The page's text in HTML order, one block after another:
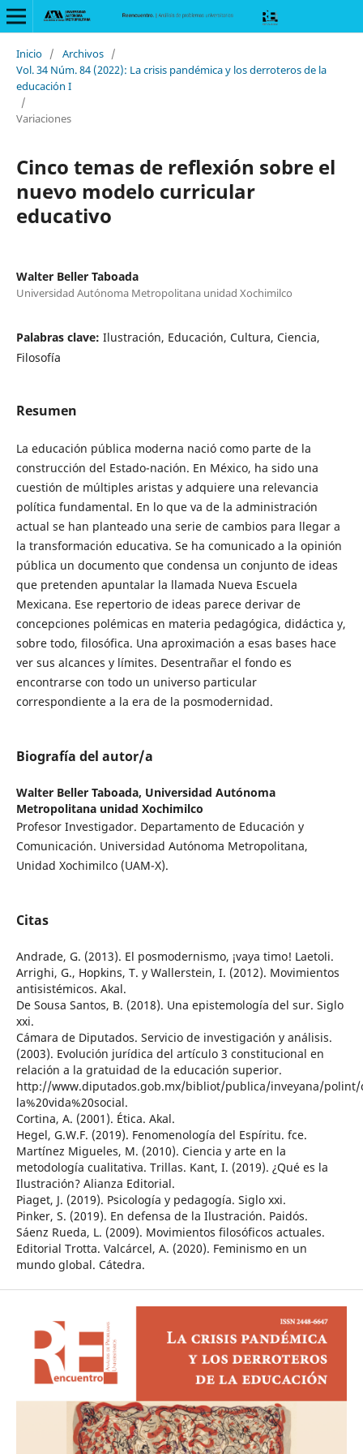
Inicio / Archivos /
Vol. 34 Núm. 84 (2022): La crisis pandémica y los derroteros de la
educación I
/
Variaciones
Cinco temas de reflexión sobre el
nuevo modelo curricular
educativo
Walter Beller Taboada
Universidad Autónoma Metropolitana unidad Xochimilco
Palabras clave: Ilustración, Educación, Cultura, Ciencia,
Filosofía
Resumen
La educación pública moderna nació como parte de la
construcción del Estado-nación. En México, ha sido una
cuestión de múltiples aristas y adquiere una relevancia
política fundamental. En lo que va de la administración
actual se han planteado una serie de cambios para llegar a
la transformación educativa. Se ha comunicado a la opinión
pública un documento que condensa un conjunto de ideas
que pretenden apuntalar la llamada Nueva Escuela
Mexicana. Ese repertorio de ideas parece derivar de
concepciones polémicas en materia pedagógica, didáctica y,
sobre todo, filosófica. Una aproximación a esas bases hace
ver sus alcances y límites. Desentrañar el fondo es
encontrarse con todo un universo particular
correspondiente a la era de la posmodernidad.
Biografía del autor/a
Walter Beller Taboada, Universidad Autónoma
Metropolitana unidad Xochimilco
Profesor Investigador. Departamento de Educación y
Comunicación. Universidad Autónoma Metropolitana,
Unidad Xochimilco (UAM-X).
Citas
Andrade, G. (2013). El posmodernismo, ¡vaya timo! Laetoli.
Arrighi, G., Hopkins, T. y Wallerstein, I. (2012). Movimientos
antisistémicos. Akal.
De Sousa Santos, B. (2018). Una epistemología del sur. Siglo
xxi.
Cámara de Diputados. Servicio de investigación y análisis.
(2003). Evolución jurídica del artículo 3 constitucional en
relación a la gratuidad de la educación superior.
http://www.diputados.gob.mx/bibliot/publica/inveyana/polint/
la%20vida%20social.
Cortina, A. (2001). Ética. Akal.
Hegel, G.W.F. (2019). Fenomenología del Espíritu. fce.
Martínez Migueles, M. (2010). Ciencia y arte en la
metodología cualitativa. Trillas. Kant, I. (2019). ¿Qué es la
Ilustración? Alianza Editorial.
Piaget, J. (2019). Psicología y pedagogía. Siglo xxi.
Pinker, S. (2019). En defensa de la Ilustración. Paidós.
Sáenz Rueda, L. (2009). Movimientos filosóficos actuales.
Editorial Trotta. Valcárcel, A. (2020). Feminismo en un
mundo global. Cátedra.